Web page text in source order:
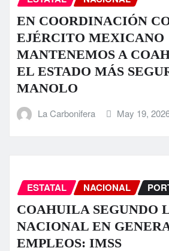
EN COORDINACIÓN
EJÉRCITO MEXICANO
MANTENEMOS A
EL ESTADO MÁS
MANOLO
La Carbonifera May 19,
ESTATAL NACIONAL
COAHUILA SEGUNDO
NACIONAL EN
EMPLEOS: IMSS